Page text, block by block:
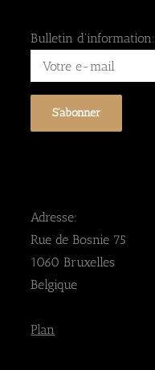
Bulletin d'information:
Adresse:
Rue de Bosnie 75
1060 Bruxelles
Belgique
Plan